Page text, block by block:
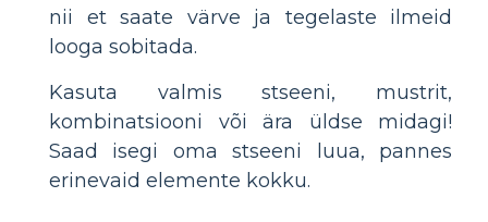
nii et saate värve ja tegelaste ilmeid
looga sobitada.
Kasuta valmis stseeni, mustrit,
kombinatsiooni või ära üldse midagi!
Saad isegi oma stseeni luua, pannes
erinevaid elemente kokku.